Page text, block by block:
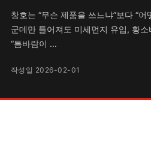
창호는 “무슨 제품을 쓰느냐”보다 “
군데만 틀어져도 미세먼지 유입, 황
“틈바람이 ...
작성일 2026-02-01